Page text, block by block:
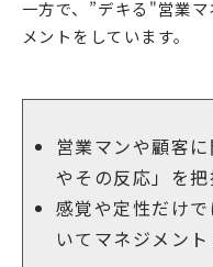
一方で、”デキる"営業
メントをしています。
営業マンや顧客
やその反応」を
感覚や定性だけ
いてマネジメン